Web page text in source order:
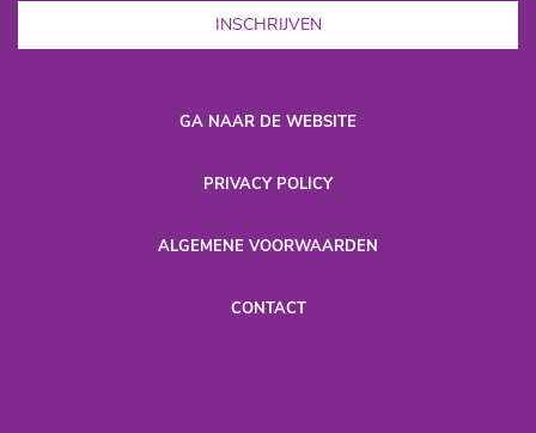
INSCHRIJVEN
GA NAAR DE WEBSITE
PRIVACY POLICY
​ALGEMENE VOORWAARDEN
CONTACT